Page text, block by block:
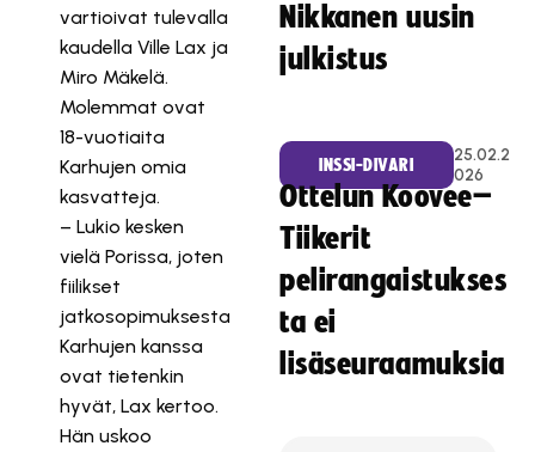
vartioivat tulevalla
kaudella Ville Lax ja
Miro Mäkelä.
Molemmat ovat
18-vuotiaita
Karhujen omia
kasvatteja.
– Lukio kesken
vielä Porissa, joten
fiilikset
jatkosopimuksesta
Karhujen kanssa
ovat tietenkin
hyvät, Lax kertoo.
Hän uskoo
Nikkanen uusin
julkistus
INSSI-DIVARI
25.02.2
026
Ottelun Koovee–
Tiikerit
pelirangaistukses
ta ei
lisäseuraamuksia